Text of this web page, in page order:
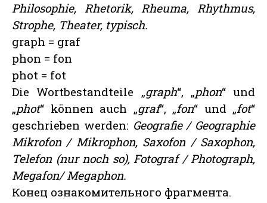
Philosophie, Rhetorik, Rheuma, Rhythmus,
Strophe, Theater, typisch.
graph = graf
phon = fon
phot = fot
Die Wortbestandteile „graph“, „phon“ und
„phot“ können auch „graf“, „fon“ und „fot“
geschrieben werden: Geografie / Geographie
Mikrofon / Mikrophon, Saxofon / Saxophon,
Telefon (nur noch so), Fotograf / Photograph,
Megafon/ Megaphon.
Конец ознакомительного фрагмента.